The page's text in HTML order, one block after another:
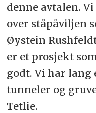
denne avtalen.
over ståpåviljen
Øystein
er et prosjekt
godt. Vi har lang
tunneler og
Tetlie.